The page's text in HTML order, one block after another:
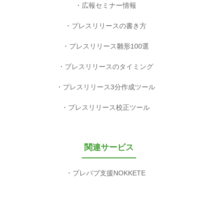
広報セミナー情報
プレスリリースの書き方
プレスリリース雛形100選
プレスリリースのタイミング
プレスリリース3分作成ツール
プレスリリース校正ツール
関連サービス
プレパブ支援NOKKETE